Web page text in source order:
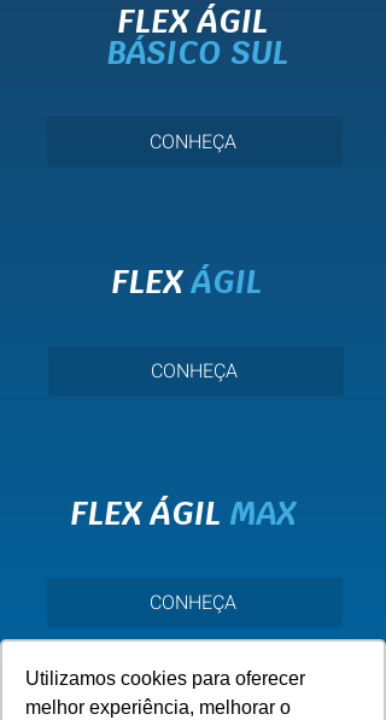
Utilizamos cookies para oferecer
melhor experiência, melhorar o
FLEX ÁGIL
BÁSICO SUL
CONHEÇA
FLEXÁGIL
CONHEÇA
FLEX ÁGIL MAX
CONHEÇA